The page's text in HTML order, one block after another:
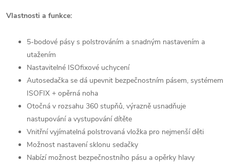
Vlastnosti a funkce:
5-bodové pásy s polstrováním a snadným nastavením a
utažením
Nastavitelné ISOfixové uchycení
Autosedačka se dá upevnit bezpečnostním pásem, systémem
ISOFIX + opěrná noha
Otočná v rozsahu 360 stupňů, výrazně usnadňuje
nastupování a vystupování dítěte
Vnitřní vyjímatelná polstrovaná vložka pro nejmenší děti
Možnost nastavení sklonu sedačky
Nabízí možnost bezpečnostního pásu a opěrky hlavy